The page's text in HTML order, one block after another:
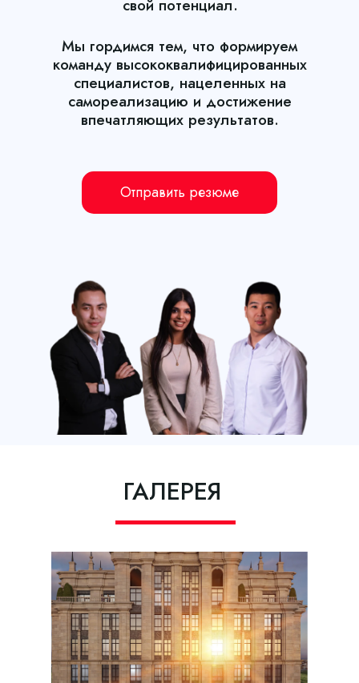
свой потенциал.
Мы гордимся тем, что формируем
команду высококвалифицированных
специалистов, нацеленных на
самореализацию и достижение
впечатляющих результатов.
Отправить резюме
ГАЛЕРЕЯ